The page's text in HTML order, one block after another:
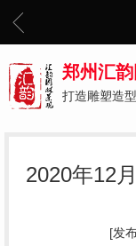
郑州汇
打造雕塑造
2020年12
[发